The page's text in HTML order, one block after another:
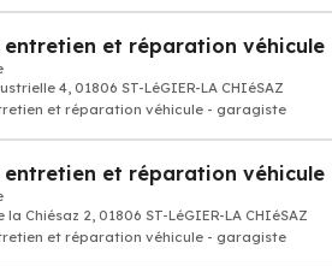
4, 01806 ST-LéGIER-LA CHIéSAZ
et réparation véhicule - garagiste
entretien et réparation
la Chiésaz 2, 01806 ST-LéGIER-LA CHIéSAZ
et réparation véhicule - garagiste